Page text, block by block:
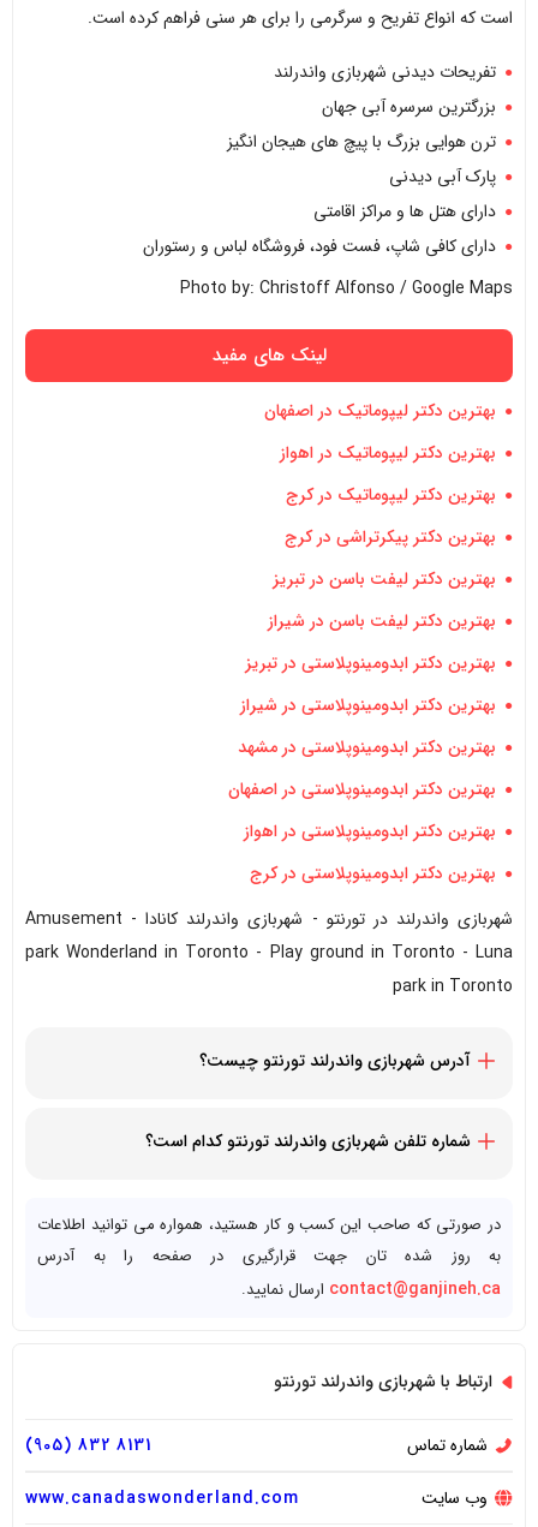
است که انواع تفریح و سرگرمی را برای هر سنی فراهم کرده است.
تفریحات دیدنی شهربازی واندرلند
بزرگترین سرسره آبی جهان
ترن هوایی بزرگ با پیچ های هیجان انگیز
پارک آبی دیدنی
دارای هتل ها و مراکز اقامتی
دارای کافی شاپ، فست فود، فروشگاه لباس و رستوران
Photo by: Christoff Alfonso / Google Maps
لینک های مفید
بهترین دکتر لیپوماتیک در اصفهان
بهترین دکتر لیپوماتیک در اهواز
بهترین دکتر لیپوماتیک در کرج
بهترین دکتر پیکرتراشی در کرج
بهترین دکتر لیفت باسن در تبریز
بهترین دکتر لیفت باسن در شیراز
بهترین دکتر ابدومینوپلاستی در تبریز
بهترین دکتر ابدومینوپلاستی در شیراز
بهترین دکتر ابدومینوپلاستی در مشهد
بهترین دکتر ابدومینوپلاستی در اصفهان
بهترین دکتر ابدومینوپلاستی در اهواز
بهترین دکتر ابدومینوپلاستی در کرج
شهربازی واندرلند در تورنتو - شهربازی واندرلند کانادا - Amusement
park Wonderland in Toronto - Play ground in Toronto - Luna
park in Toronto
آدرس شهربازی واندرلند تورنتو چیست؟
شماره تلفن شهربازی واندرلند تورنتو کدام است؟
در صورتی که صاحب این کسب و کار هستید، همواره می توانید اطلاعات
به روز شده تان جهت قرارگیری در صفحه را به آدرس
contact@ganjineh.ca ارسال نمایید.
ارتباط با شهربازی واندرلند تورنتو
شماره تماس
8131 832 (905)
وب سایت
www.canadaswonderland.com